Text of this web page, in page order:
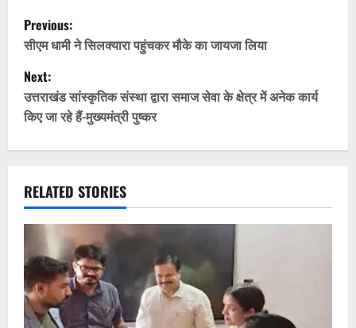
P
o
s
t
n
a
v
i
g
a
Previous:
सीएम धामी ने सिलक्यारा पहुंचकर मौके का जायजा लिया
Next:
उत्तराखंड सांस्कृतिक संस्था द्वारा समाज सेवा के क्षेत्र में अनेक कार्य
किए जा रहे हैं-मुख्यमंत्री पुष्कर
RELATED STORIES